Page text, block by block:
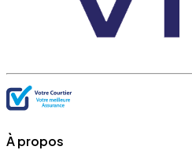
À propos